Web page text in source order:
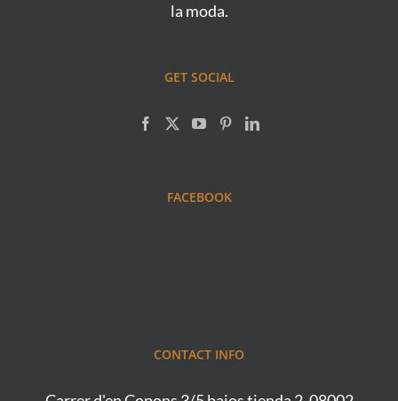
la moda.
GET SOCIAL
FACEBOOK
CONTACT INFO